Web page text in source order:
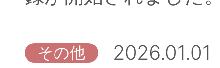
その他
2026.01.01